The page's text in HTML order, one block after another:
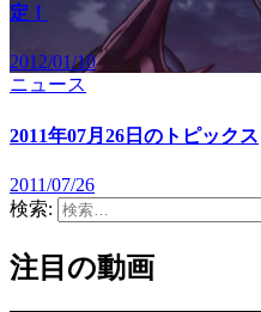
定！
2012/01/10
ニュース
2011年07月26日のトピックス
2011/07/26
検索:
注目の動画